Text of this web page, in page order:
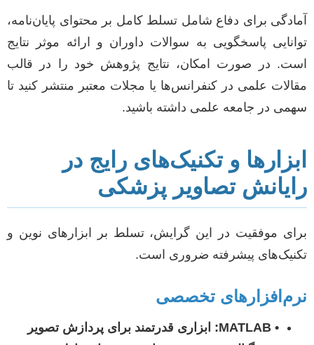
آمادگی برای دفاع شامل تسلط کامل بر محتوای پایان‌نامه،
توانایی پاسخگویی به سوالات داوران و ارائه موثر نتایج
است. در صورت امکان، نتایج پژوهش خود را در قالب
مقالات علمی در کنفرانس‌ها یا مجلات معتبر منتشر کنید تا
سهمی در جامعه علمی داشته باشید.
ابزارها و تکنیک‌های رایج در
رایانش تصاویر پزشکی
برای موفقیت در این گرایش، تسلط بر ابزارهای نوین و
تکنیک‌های پیشرفته ضروری است.
نرم‌افزارهای تخصصی
•
MATLAB:
ابزاری قدرتمند برای پردازش تصویر